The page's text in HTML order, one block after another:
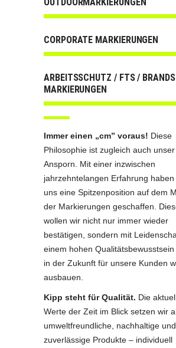
CORPORATE MARKIERUNGEN
ARBEITSSCHUTZ / FTS /
MARKIERUNGEN
Immer einen „cm” voraus! Diese
Philosophie ist zugleich auch unser
Ansporn. Mit einer inzwischen
jahrzehntelangen Erfahrung haben
uns eine Spitzenposition auf dem
der Markierungen geschaffen.
wollen wir nicht nur immer wieder
bestätigen, sondern mit
einem hohen Qualitätsbewusstsein
in der Zukunft für unsere Kunden
ausbauen.
Kipp steht für Qualität. Die
Werte der Zeit im Blick setzen wir
umweltfreundliche, nachhaltige
zuverlässige Produkte – individuell